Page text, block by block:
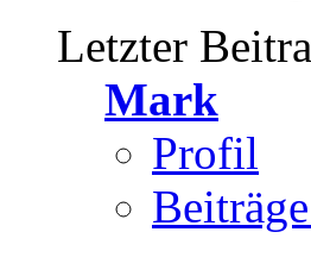
Letzter
Mark
Profil